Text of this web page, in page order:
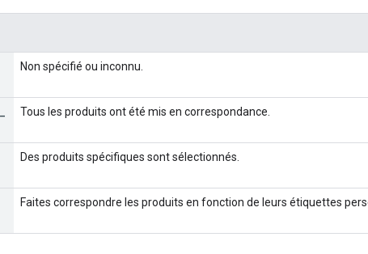
Non spécifié ou inconnu.
Tous les produits ont été mis en correspondance.
Des produits spécifiques sont sélectionnés.
Faites correspondre les produits en fonction de leurs étiquettes